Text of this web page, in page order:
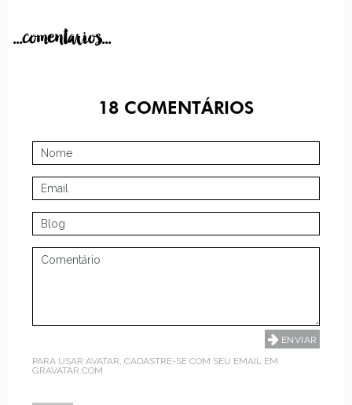
...comentarios...
18 COMENTÁRIOS
PARA USAR AVATAR, CADASTRE-SE COM SEU EMAIL EM
GRAVATAR.COM